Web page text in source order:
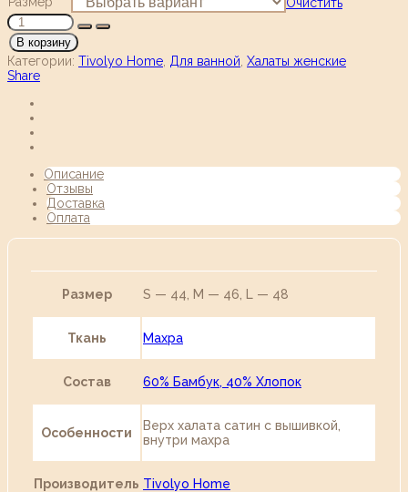
В корзину
Категории: Tivolyo Home Для ванной Халаты женские
Share
Описание
Отзывы
Доставка
Оплата
Размер S — 44, M — 46, L — 48
Ткань Махра
Состав 60% Бамбук, 40% Хлопок
Особенности
Верх халата сатин с вышивкой,
внутри махра
Производитель Tivolyo Home